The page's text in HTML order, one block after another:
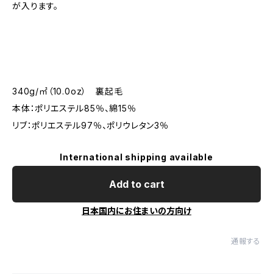
が入ります。
340g/㎡（10.0oz） 裏起毛
本体：ポリエステル85％、綿15％
リブ：ポリエステル97％、ポリウレタン3％
International shipping available
Add to cart
日本国内にお住まいの方向け
通報する